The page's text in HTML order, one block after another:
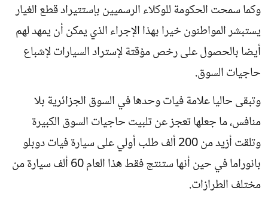
وكما سمحت الحكومة للوكلاء الرسميين بإستتيراد قطع الغيار
يستبشر المواطنون خيرا بهذا الإجراء الذي يمكن أن يمهد لهم
أيضا بالحصول على رخص مؤقتة لإستراد السيارات لإشباع
حاجيات السوق.
وتبقى حاليا علامة فيات وحدها في السوق الجزائرية بلا
منافس، ما جعلها تعجز عن تلبيت حاجيات السوق الكبيرة
وتلقت أزيد من 200 ألف طلب أولي على سيارة فيات دوبلو
بانوراما في حين أنها ستنتج فقط هذا العام 60 ألف سيارة من
مختلف الطرازات.